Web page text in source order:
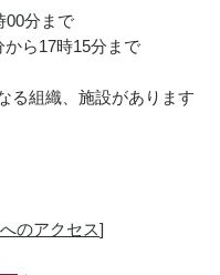
00分まで
ら17時15分まで
る組織、施設があります
のアクセス]